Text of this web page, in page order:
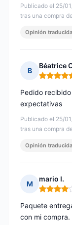
Publicado el 25/
tras una compra
Opinión traducida
B
Béatrice
Nota: 5 de
Publicado el 25/
tras una compra
Pedido
expectativas
Opinión traducida
M
mario I.
Nota: 4
Paquete
con mi compra.